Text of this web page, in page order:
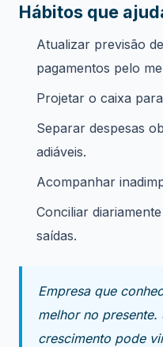
Hábitos que
Atualizar previsão
pagamentos pelo
Projetar o caixa
Separar despesas
adiáveis.
Acompanhar
Conciliar
saídas.
Empresa que
melhor no
crescimento pode